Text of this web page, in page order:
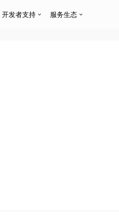
开发者支持 服务生态